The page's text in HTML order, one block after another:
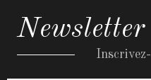
Newsletter